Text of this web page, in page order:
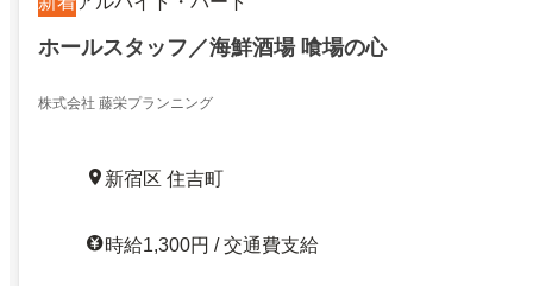
ホールスタッフ／海鮮酒場 喰場の心
株式会社 藤栄プランニング
新宿区 住吉町
時給1,300円 / 交通費支給